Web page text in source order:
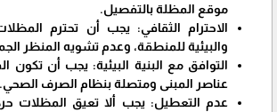
موقع المظلة بالتفصيل.
الاحترام الثقافي: يجب أن تحترم
والبيئية للمنطقة، وعدم تشويه المنظر
التوافق مع البنية البيئية: يجب أن تكون
عناصر المبنى ومتصلة بنظام الصرف الصحي.
عدم التعطيل: يجب ألا تعيق المظلات